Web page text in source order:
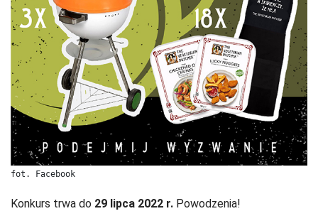
fot. Facebook
Konkurs trwa do 29 lipca 2022 r. Powodzenia!